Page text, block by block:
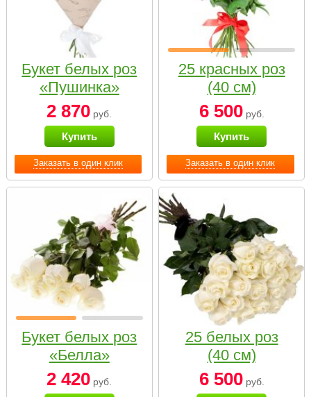
Заказать в один клик
Букет белых роз
«Пушинка»
2 870 руб.
Купить
Заказать в один клик
25 красных роз
(40 см)
6 500руб.
Купить
Букет белых роз
«Белла»
2 420 руб.
25 белых роз
(40 см)
6 500руб.